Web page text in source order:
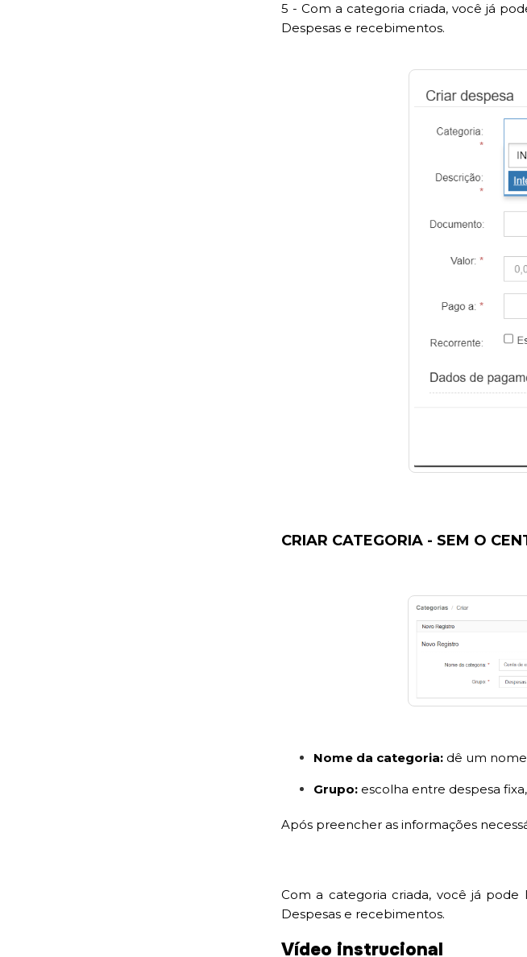
5 - Com a categoria criada, você já
Despesas e recebimentos.
CRIAR CATEGORIA - SEM O
Nome da categoria: dê um
Grupo: escolha entre despesa
Após preencher as informações
Com a categoria criada, você já pode
Despesas e recebimentos.
Vídeo instrucional